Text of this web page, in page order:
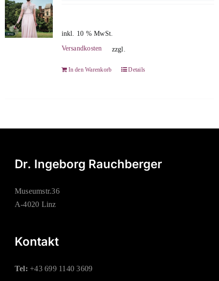
inkl. 10 % MwSt.
zzgl.
Versandkosten
In den Warenkorb Details
Dr. Ingeborg Rauchberger
Museumstr.36
A-4020 Linz
Kontakt
Tel: +43 699 1140 3609